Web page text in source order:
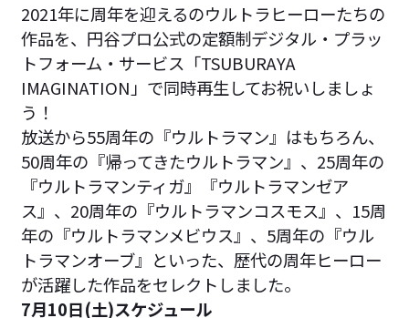
2021年に周年を迎えるのウルトラヒーローたちの
作品を、円谷プロ公式の定額制デジタル・プラッ
トフォーム・サービス「TSUBURAYA
IMAGINATION」で同時再生してお祝いしましょ
う！
放送から55周年の『ウルトラマン』はもちろん、
50周年の『帰ってきたウルトラマン』、25周年の
『ウルトラマンティガ』『ウルトラマンゼア
ス』、20周年の『ウルトラマンコスモス』、15周
年の『ウルトラマンメビウス』、5周年の『ウル
トラマンオーブ』といった、歴代の周年ヒーロー
が活躍した作品をセレクトしました。
7月10日(土)スケジュール